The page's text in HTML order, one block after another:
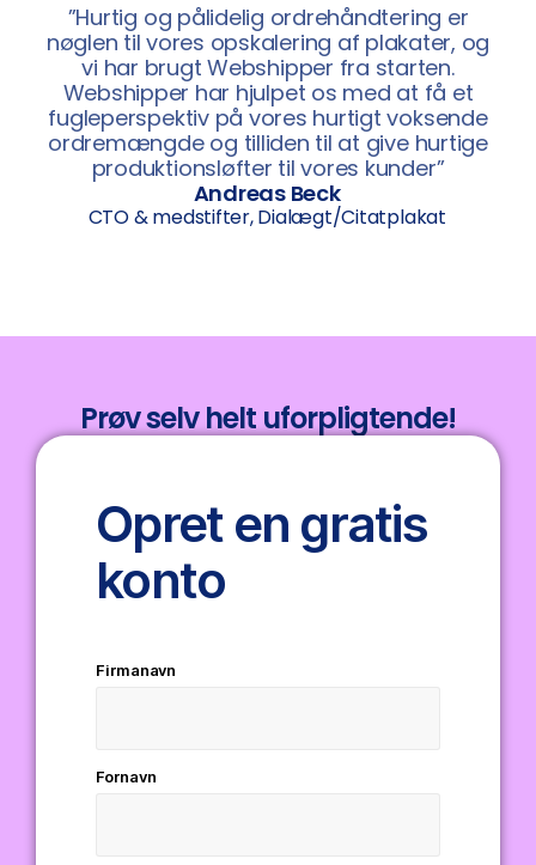
”Hurtig og pålidelig ordrehåndtering er
nøglen til vores opskalering af plakater, og
vi har brugt Webshipper fra starten.
Webshipper har hjulpet os med at få et
fugleperspektiv på vores hurtigt voksende
ordremængde og tilliden til at give hurtige
produktionsløfter til vores kunder”
Andreas Beck
CTO & medstifter, Dialægt/Citatplakat
Prøv selv helt uforpligtende!
Opret en gratis
konto
Firmanavn
Fornavn